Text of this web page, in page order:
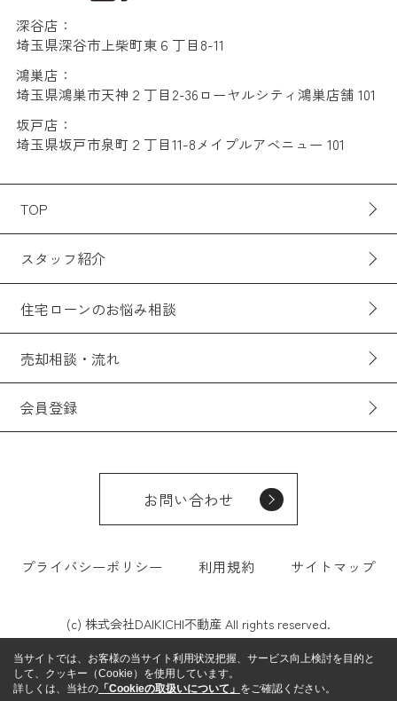
深谷店：
埼玉県深谷市上柴町東６丁目8-11
鴻巣店：
埼玉県鴻巣市天神２丁目2-36ローヤルシティ鴻巣店舗 101
坂戸店：
埼玉県坂戸市泉町２丁目11-8メイプルアベニュー 101
TOP
スタッフ紹介
住宅ローンのお悩み相談
売却相談・流れ
会員登録
お問い合わせ
プライバシーポリシー 利用規約 サイトマップ
(c) 株式会社DAIKICHI不動産 All rights reserved.
当サイトでは、お客様の当サイト利用状況把握、サービス向上検討を目的と
して、クッキー（Cookie）を使用しています。
詳しくは、当社の 「Cookieの取扱いについて」 をご確認ください。